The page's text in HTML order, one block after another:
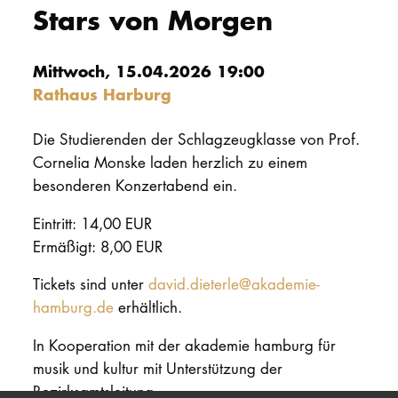
Stars von Morgen
Mittwoch, 15.04.2026 19:00
Rathaus Harburg
Die Studierenden der Schlagzeugklasse von Prof.
Cornelia Monske laden herzlich zu einem
besonderen Konzertabend ein.
Eintritt: 14,00 EUR
Ermäßigt: 8,00 EUR
Tickets sind unter david.dieterle@akademie-
hamburg.deerhältlich.
In Kooperation mit der akademie hamburg für
musik und kultur mit Unterstützung der
Bezirksamtsleitung
myCampus